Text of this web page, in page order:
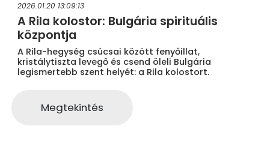
2026.01.20 13:09:13
A Rila kolostor: Bulgária spirituális
központja
A Rila-hegység csúcsai között fenyőillat,
kristálytiszta levegő és csend öleli Bulgária
legismertebb szent helyét: a Rila kolostort.
Megtekintés